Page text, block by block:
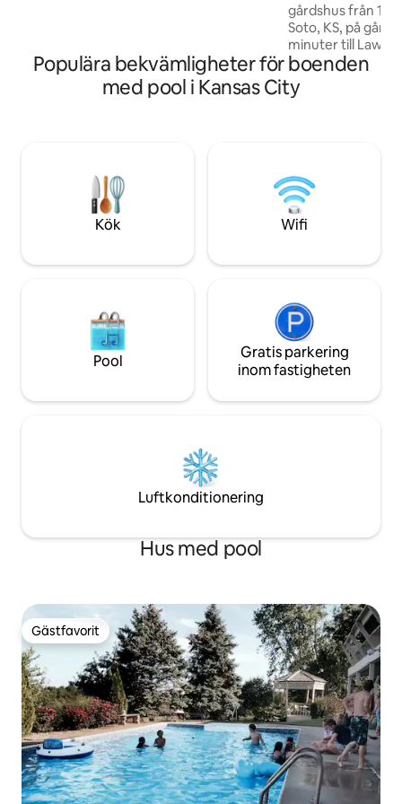
gårdshus från
Soto, KS, på
minuter till
för 💍 bröllop,
badrum har ett
Amphitheater,
Barn at Kill Creek,
vid båda
övervåningen.
Populära bekvämligheter för boenden
med pool i Kansas City
Kök Wifi
Pool
Gratis parkering
inom fastigheten
Luftkonditionering
Hus med pool
Gästfavorit
Gästfavorit